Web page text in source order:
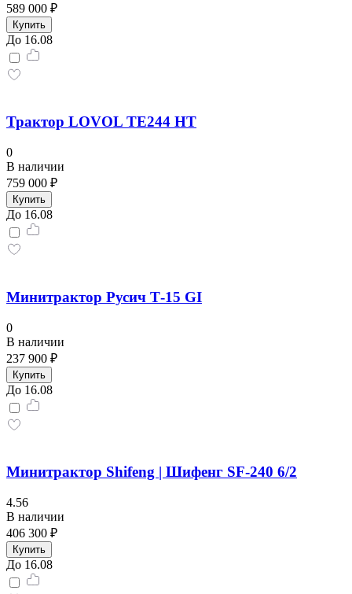
589 000 ₽
Купить
До 16.08
Трактор LOVOL TE244 HT
0
В наличии
759 000 ₽
Купить
До 16.08
Минитрактор Русич Т-15 GI
0
В наличии
237 900 ₽
Купить
До 16.08
Минитрактор Shifeng | Шифенг SF-240 6/2
4.56
В наличии
406 300 ₽
Купить
До 16.08